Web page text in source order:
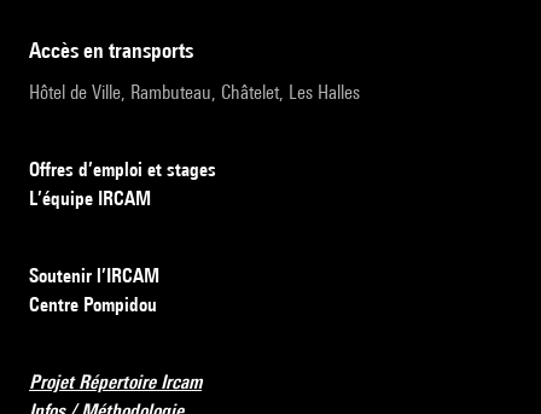
accès en transports
Hôtel de Ville, Rambuteau, Châtelet, Les Halles
Offres d’emploi et stages
L’équipe IRCAM
Soutenir l’IRCAM
Centre Pompidou
Projet Répertoire Ircam